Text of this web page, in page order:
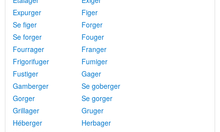
Expurger
Figer
Se figer
Forger
Se forger
Fouger
Fourrager
Franger
Frigorifuger
Fumiger
Fustiger
Gager
Gamberger
Se goberger
Gorger
Se gorger
Grillager
Gruger
Héberger
Herbager